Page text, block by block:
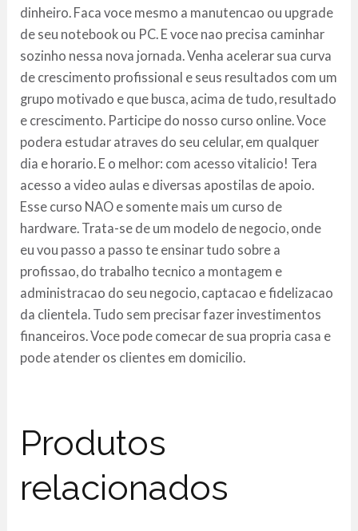
dinheiro. Faca voce mesmo a manutencao ou upgrade
de seu notebook ou PC. E voce nao precisa caminhar
sozinho nessa nova jornada. Venha acelerar sua curva
de crescimento profissional e seus resultados com um
grupo motivado e que busca, acima de tudo, resultado
e crescimento. Participe do nosso curso online. Voce
podera estudar atraves do seu celular, em qualquer
dia e horario. E o melhor: com acesso vitalicio! Tera
acesso a video aulas e diversas apostilas de apoio.
Esse curso NAO e somente mais um curso de
hardware. Trata-se de um modelo de negocio, onde
eu vou passo a passo te ensinar tudo sobre a
profissao, do trabalho tecnico a montagem e
administracao do seu negocio, captacao e fidelizacao
da clientela. Tudo sem precisar fazer investimentos
financeiros. Voce pode comecar de sua propria casa e
pode atender os clientes em domicilio.
Produtos
relacionados